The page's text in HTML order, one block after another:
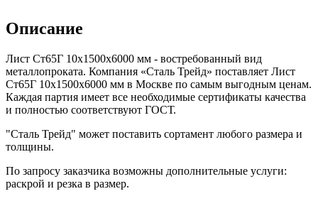
Описание
Лист Ст65Г 10x1500x6000 мм - востребованный вид
металлопроката. Компания «Сталь Трейд» поставляет Лист
Ст65Г 10x1500x6000 мм в Москве по самым выгодным ценам.
Каждая партия имеет все необходимые сертификаты качества
и полностью соответствуют ГОСТ.
"Сталь Трейд" может поставить сортамент любого размера и
толщины.
По запросу заказчика возможны дополнительные услуги:
раскрой и резка в размер.